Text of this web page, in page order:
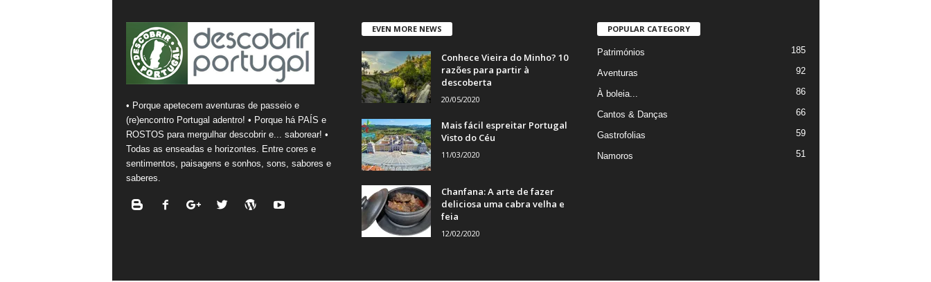
• Porque apetecem aventuras de passeio e
(re)encontro Portugal adentro! • Porque há PAÍS e
ROSTOS para mergulhar descobrir e... saborear! •
Todas as enseadas e horizontes. Entre cores e
sentimentos, paisagens e sonhos, sons, sabores e
saberes.
EVEN MORE NEWS
Conhece Vieira do Minho? 10
razões para partir à
descoberta
20/05/2020
Mais fácil espreitar Portugal
Visto do Céu
11/03/2020
Chanfana: A arte de fazer
deliciosa uma cabra velha e
feia
12/02/2020
POPULAR CATEGORY
Patrimónios 185
Aventuras 92
À boleia... 86
Cantos & Danças 66
Gastrofolias 59
Namoros 51